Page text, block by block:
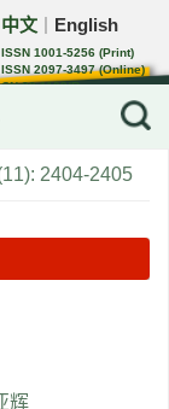
中文 English
ISSN 1001-5256 (Print)
ISSN 2097-3497 (Online)
CN 22-1108/R
2404-2405
辉